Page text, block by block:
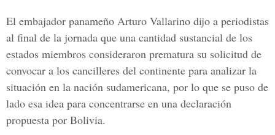
El embajador panameño Arturo Vallarino dijo a periodistas
al final de la jornada que una cantidad sustancial de los
estados miembros consideraron prematura su solicitud de
convocar a los cancilleres del continente para analizar la
situación en la nación sudamericana, por lo que se puso de
lado esa idea para concentrarse en una declaración
propuesta por Bolivia.